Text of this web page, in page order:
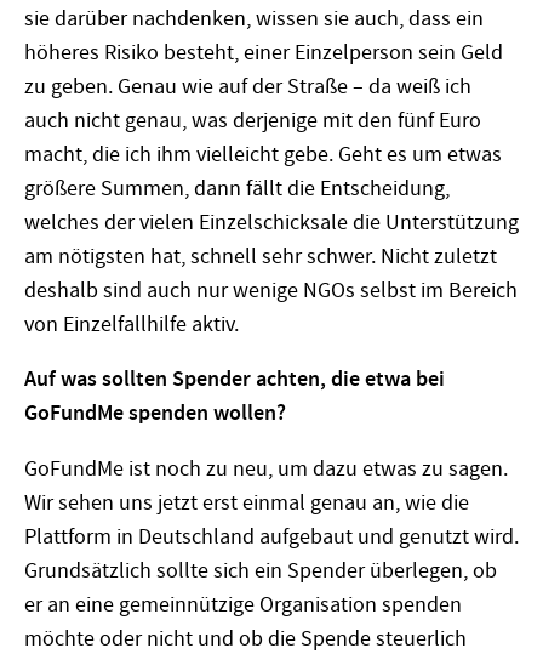
sie darüber nachdenken, wissen sie auch, dass ein
höheres Risiko besteht, einer Einzelperson sein Geld
zu geben. Genau wie auf der Straße – da weiß ich
auch nicht genau, was derjenige mit den fünf Euro
macht, die ich ihm vielleicht gebe. Geht es um etwas
größere Summen, dann fällt die Entscheidung,
welches der vielen Einzelschicksale die Unterstützung
am nötigsten hat, schnell sehr schwer. Nicht zuletzt
deshalb sind auch nur wenige NGOs selbst im Bereich
von Einzelfallhilfe aktiv.
Auf was sollten Spender achten, die etwa bei
GoFundMe spenden wollen?
GoFundMe ist noch zu neu, um dazu etwas zu sagen.
Wir sehen uns jetzt erst einmal genau an, wie die
Plattform in Deutschland aufgebaut und genutzt wird.
Grundsätzlich sollte sich ein Spender überlegen, ob
er an eine gemeinnützige Organisation spenden
möchte oder nicht und ob die Spende steuerlich